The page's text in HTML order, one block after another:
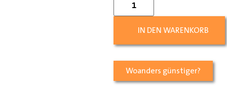
IN DEN WARENKORB
Woanders günstiger?